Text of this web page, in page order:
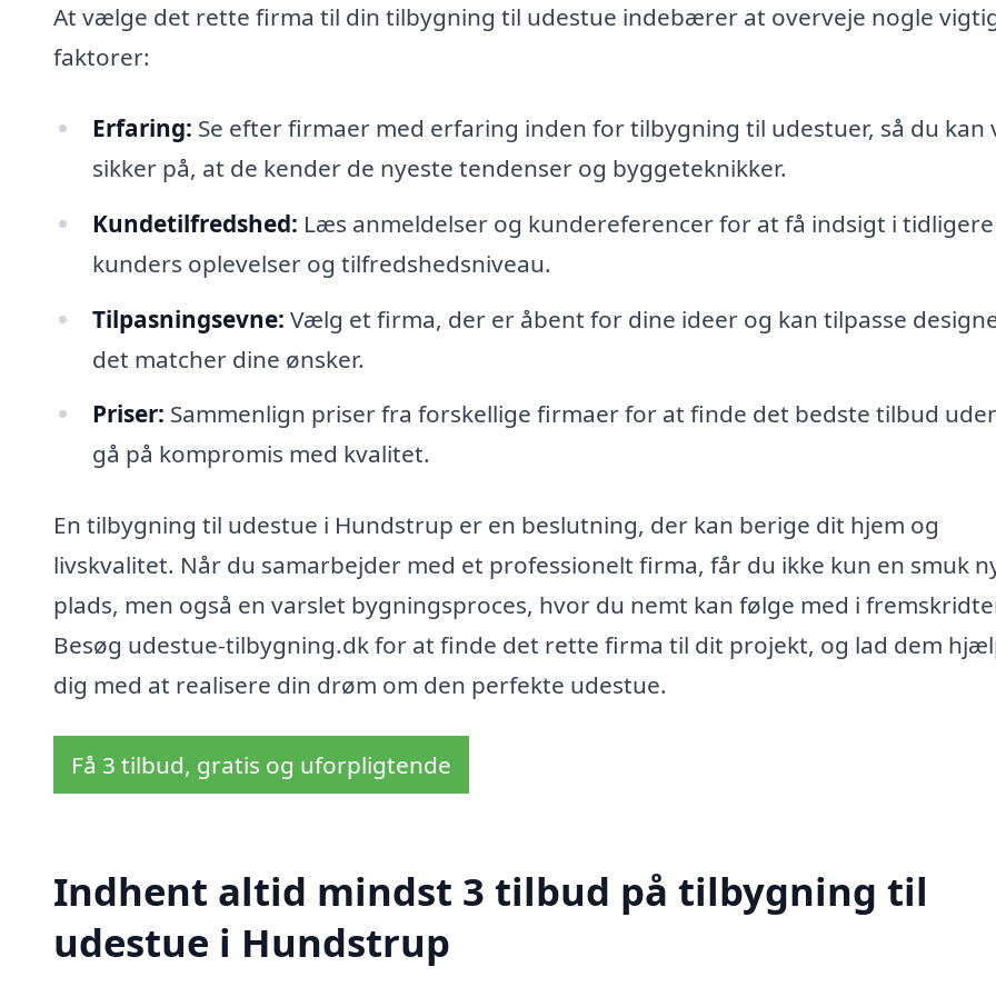
At vælge det rette firma til din tilbygning til udestue indebærer at overveje nogle
faktorer:
Erfaring: Se efter firmaer med erfaring inden for tilbygning til udestuer, så du kan
sikker på, at de kender de nyeste tendenser og byggeteknikker.
Kundetilfredshed: Læs anmeldelser og kundereferencer for at få indsigt i tidligere
kunders oplevelser og tilfredshedsniveau.
Tilpasningsevne: Vælg et firma, der er åbent for dine ideer og kan tilpasse
det matcher dine ønsker.
Priser: Sammenlign priser fra forskellige firmaer for at finde det bedste tilbud
gå på kompromis med kvalitet.
En tilbygning til udestue i Hundstrup er en beslutning, der kan berige dit hjem og
livskvalitet. Når du samarbejder med et professionelt firma, får du ikke kun en smuk
plads, men også en varslet bygningsproces, hvor du nemt kan følge med i
Besøg udestue-tilbygning.dk for at finde det rette firma til dit projekt, og lad dem
dig med at realisere din drøm om den perfekte udestue.
Få 3 tilbud, gratis og uforpligtende
Indhent altid mindst 3 tilbud på tilbygning til
udestue i Hundstrup